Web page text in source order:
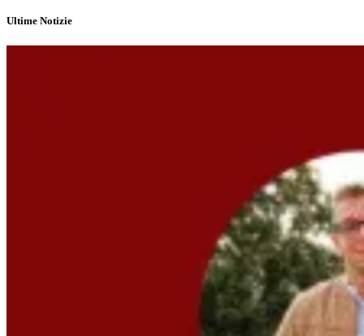
Ultime Notizie